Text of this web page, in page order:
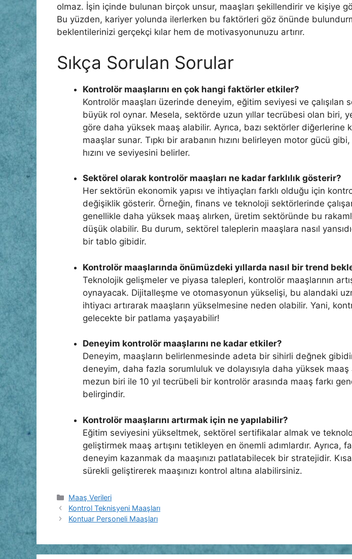
olmaz. İşin içinde bulunan birçok unsur, maaşları şekillendirir ve kişiye
Bu yüzden, kariyer yolunda ilerlerken bu faktörleri göz önünde
beklentilerinizi gerçekçi kılar hem de motivasyonunuzu artırır.
Sıkça Sorulan Sorular
Kontrolör maaşlarını en çok hangi faktörler etkiler?
Kontrolör maaşları üzerinde deneyim, eğitim seviyesi ve çalışılan
büyük rol oynar. Mesela, sektörde uzun yıllar tecrübesi olan biri,
göre daha yüksek maaş alabilir. Ayrıca, bazı sektörler diğerlerine
maaşlar sunar. Tıpkı bir arabanın hızını belirleyen motor gücü
hızını ve seviyesini belirler.
Sektörel olarak kontrolör maaşları ne kadar farklılık gösterir?
Her sektörün ekonomik yapısı ve ihtiyaçları farklı olduğu için
değişiklik gösterir. Örneğin, finans ve teknoloji sektörlerinde
genellikle daha yüksek maaş alırken, üretim sektöründe bu
düşük olabilir. Bu durum, sektörel taleplerin maaşlara nasıl
bir tablo gibidir.
Kontrolör maaşlarında önümüzdeki yıllarda nasıl bir trend
Teknolojik gelişmeler ve piyasa talepleri, kontrolör maaşlarının
oynayacak. Dijitalleşme ve otomasyonun yükselişi, bu alandaki
ihtiyacı artırarak maaşların yükselmesine neden olabilir. Yani,
gelecekte bir patlama yaşayabilir!
Deneyim kontrolör maaşlarını ne kadar etkiler?
Deneyim, maaşların belirlenmesinde adeta bir sihirli değnek
deneyim, daha fazla sorumluluk ve dolayısıyla daha yüksek maaş
mezun biri ile 10 yıl tecrübeli bir kontrolör arasında maaş farkı
belirgindir.
Kontrolör maaşlarını artırmak için ne yapılabilir?
Eğitim seviyesini yükseltmek, sektörel sertifikalar almak ve
geliştirmek maaş artışını tetikleyen en önemli adımlardır. Ayrıca,
deneyim kazanmak da maaşınızı patlatabilecek bir stratejidir.
sürekli geliştirerek maaşınızı kontrol altına alabilirsiniz.
Kategoriler
Maaş Verileri
Kontrol Teknisyeni Maaşları
Kontuar Personeli Maaşları